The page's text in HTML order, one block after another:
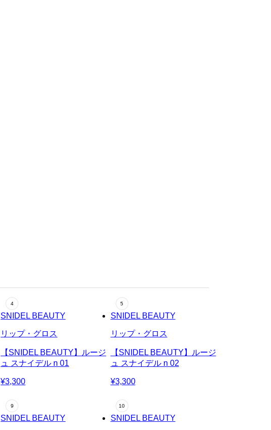
SNIDEL BEAUTY
リップ・グロス
【SNIDEL BEAUTY】ルージ
ュ スナイデル n 01
¥3,300
SNIDEL BEAUTY
リップ・グロス
【SNIDEL BEAUTY】ルージ
ュ スナイデル n 02
¥3,300
SNIDEL BEAUTY SNIDEL BEAUTY